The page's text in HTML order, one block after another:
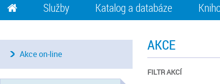
Služby Katalog a databáze
AKCE
FILTR AKCÍ
Akce on-line